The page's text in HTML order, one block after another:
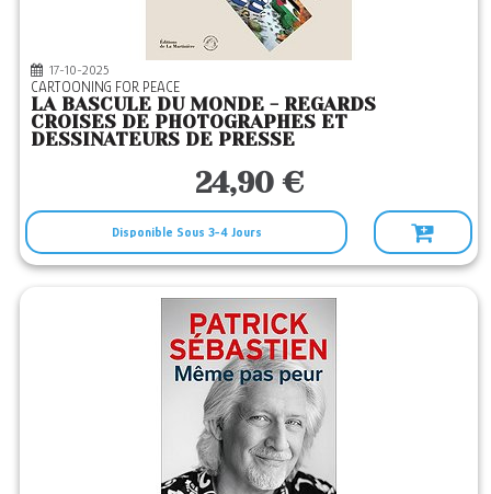
17-10-2025
CARTOONING FOR PEACE
LA BASCULE DU MONDE - REGARDS
CROISES DE PHOTOGRAPHES ET
DESSINATEURS DE PRESSE
24,90 €
Disponible Sous 3-4 Jours